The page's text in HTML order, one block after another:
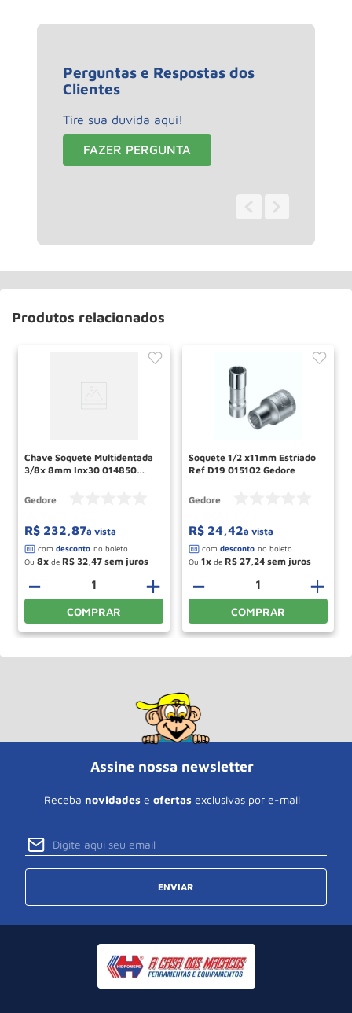
Perguntas e Respostas dos
Clientes
Tire sua duvida aqui!
FAZER PERGUNTA
Produtos relacionados
Chave Soquete Multidentada
3/8x 8mm Inx30 014850
Gedore
R$ 232,87à vista
Ou 8 de R$ 32 47
＋
－
COMPRAR
Soquete 1/2 x11mm Estriado
Ref D19 015102 Gedore
Gedore
R$ 24,42à vista
Ou 1 de R$ 27 24
＋
－
COMPRAR
Assine nossa newsletter
Receba novidades e ofertas exclusivas por e-mail
ENVIAR